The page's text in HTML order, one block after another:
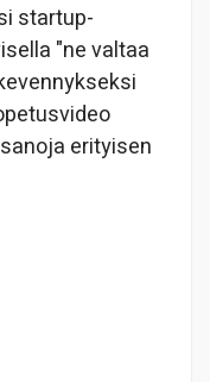
startup-
"ne valtaa
erityisen